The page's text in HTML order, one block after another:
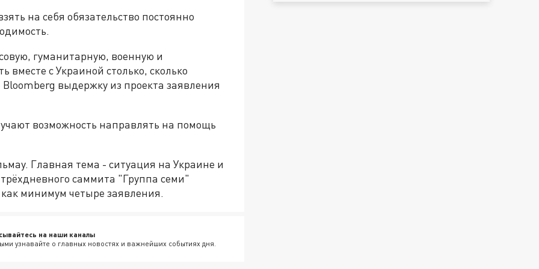
на себя обязательство постоянно
гуманитарную, военную и
с Украиной столько, сколько
выдержку из проекта заявления
возможность направлять на помощь
Главная тема - ситуация на Украине и
саммита "Группа семи"
минимум четыре заявления.
на наши каналы
узнавайте о главных новостях и важнейших событиях дня.